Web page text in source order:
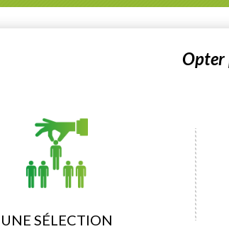
Opter
UNE SÉLECTION